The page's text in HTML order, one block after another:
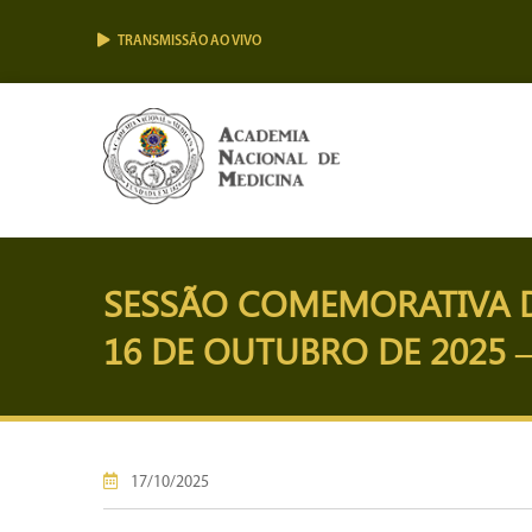
TRANSMISSÃO AO VIVO
SESSÃO
16 DE OUTUBRO DE 2025
17/10/2025